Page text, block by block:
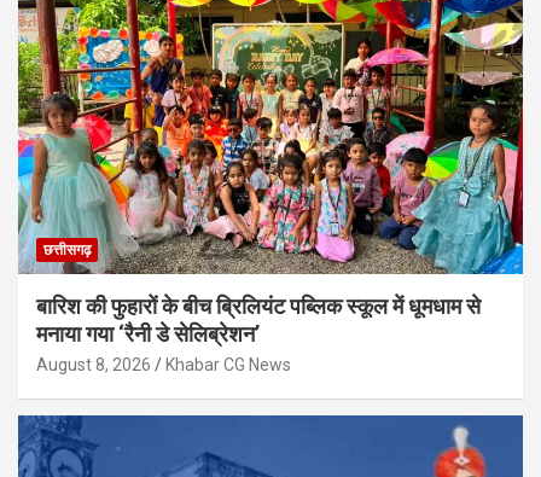
छत्तीसगढ़
बारिश की फुहारों के बीच ब्रिलियंट पब्लिक स्कूल में धूमधाम से
मनाया गया ‘रैनी डे सेलिब्रेशन’
August 8, 2026 Khabar CG News